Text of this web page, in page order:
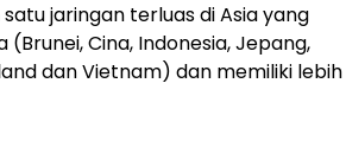
satu jaringan terluas diAsiayang
(Brunei, Cina, Indonesia, Jepang,
danVietnam) dan memiliki lebih